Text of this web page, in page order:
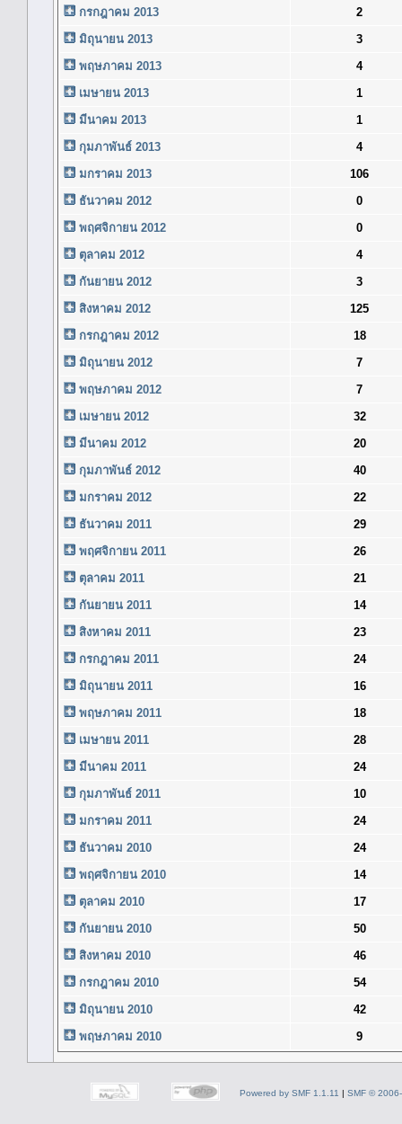
กรกฎาคม 2013
2
มิถุนายน 2013
3
พฤษภาคม 2013
4
เมษายน 2013
1
มีนาคม 2013
1
กุมภาพันธ์ 2013
4
มกราคม 2013
106
ธันวาคม 2012
0
พฤศจิกายน 2012
0
ตุลาคม 2012
4
กันยายน 2012
3
สิงหาคม 2012
125
กรกฎาคม 2012
18
มิถุนายน 2012
7
พฤษภาคม 2012
7
เมษายน 2012
32
มีนาคม 2012
20
กุมภาพันธ์ 2012
40
มกราคม 2012
22
ธันวาคม 2011
29
พฤศจิกายน 2011
26
ตุลาคม 2011
21
กันยายน 2011
14
สิงหาคม 2011
23
กรกฎาคม 2011
24
มิถุนายน 2011
16
พฤษภาคม 2011
18
เมษายน 2011
28
มีนาคม 2011
24
กุมภาพันธ์ 2011
10
มกราคม 2011
24
ธันวาคม 2010
24
พฤศจิกายน 2010
14
ตุลาคม 2010
17
กันยายน 2010
50
สิงหาคม 2010
46
กรกฎาคม 2010
54
มิถุนายน 2010
42
พฤษภาคม 2010
9
Powered by SMF 1.1.11 | SMF ©